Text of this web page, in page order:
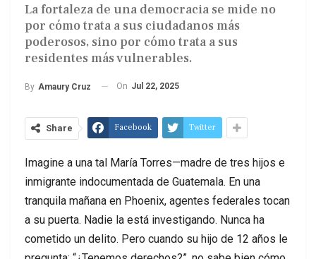
La fortaleza de una democracia se mide no
por cómo trata a sus ciudadanos más
poderosos, sino por cómo trata a sus
residentes más vulnerables.
By Amaury Cruz On Jul 22, 2025
Share Facebook Twitter
Imagine a una tal María Torres—madre de tres hijos e
inmigrante indocumentada de Guatemala. En una
tranquila mañana en Phoenix, agentes federales tocan
a su puerta. Nadie la está investigando. Nunca ha
cometido un delito. Pero cuando su hijo de 12 años le